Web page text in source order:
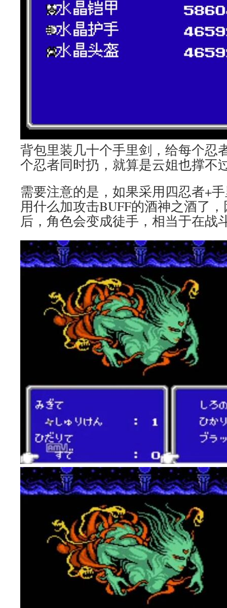
背包里装几十个手里剑，给每个忍
个忍者同时扔，就算是云姐也撑不
需要注意的是，如果采用四忍者+
用什么加攻击BUFF的酒神之酒了
后，角色会变成徒手，相当于在战